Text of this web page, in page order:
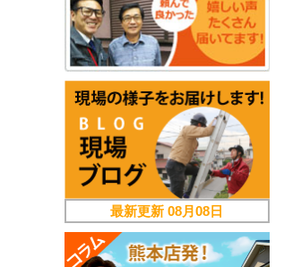
最新更新08月08日